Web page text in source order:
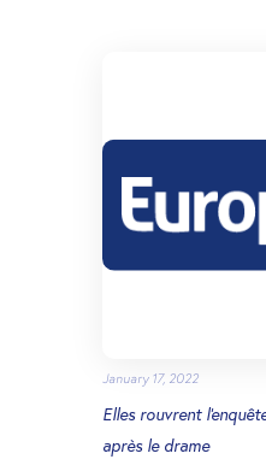
January 17, 2022
Elles rouvrent
après le drame